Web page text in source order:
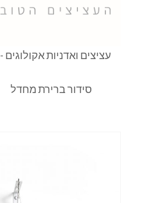
עציצים ואדניות אקולוגים -